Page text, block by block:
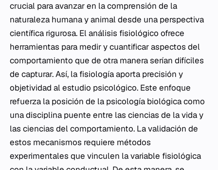
crucial para avanzar en la comprensión de la
naturaleza humana y animal desde una perspectiva
científica rigurosa. El análisis fisiológico ofrece
herramientas para medir y cuantificar aspectos del
comportamiento que de otra manera serían difíciles
de capturar. Así, la fisiología aporta precisión y
objetividad al estudio psicológico. Este enfoque
refuerza la posición de la psicología biológica como
una disciplina puente entre las ciencias de la vida y
las ciencias del comportamiento. La validación de
estos mecanismos requiere métodos
experimentales que vinculen la variable fisiológica